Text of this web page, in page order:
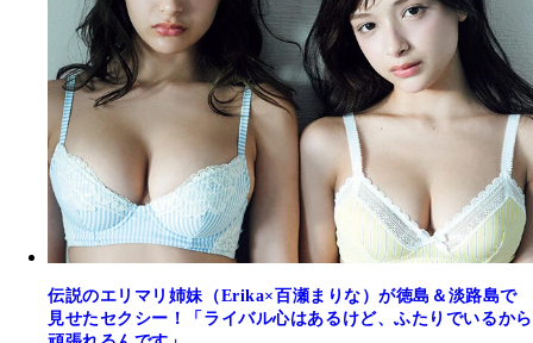
伝説のエリマリ姉妹（Erika×百瀬まりな）が徳島＆淡路島で
見せたセクシー！「ライバル心はあるけど、ふたりでいるから